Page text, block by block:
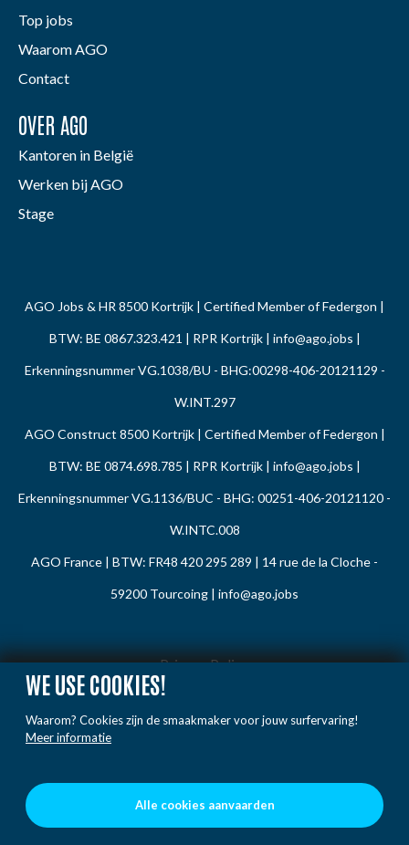
WE USE COOKIES!
Waarom? Cookies zijn de smaakmaker voor jouw surfervaring!
Meer informatie
Alle cookies aanvaarden
Top jobs
Waarom AGO
Contact
OVER AGO
Kantoren in België
Werken bij AGO
Stage
AGO Jobs & HR 8500 Kortrijk | Certified Member of Federgon |
BTW: BE 0867.323.421 | RPR Kortrijk | info@ago.jobs |
Erkenningsnummer VG.1038/BU - BHG:00298-406-20121129 -
W.INT.297
AGO Construct 8500 Kortrijk | Certified Member of Federgon |
BTW: BE 0874.698.785 | RPR Kortrijk | info@ago.jobs |
Erkenningsnummer VG.1136/BUC - BHG: 00251-406-20121120 -
W.INTC.008
AGO France | BTW: FR48 420 295 289 | 14 rue de la Cloche -
59200 Tourcoing | info@ago.jobs
Privacy Policy
Cookie Policy
Gedragsregels
Voorwaarden